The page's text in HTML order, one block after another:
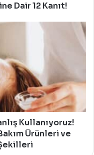
Dair 12 Kanıt!
Kullanıyoruz!
Ürünleri ve